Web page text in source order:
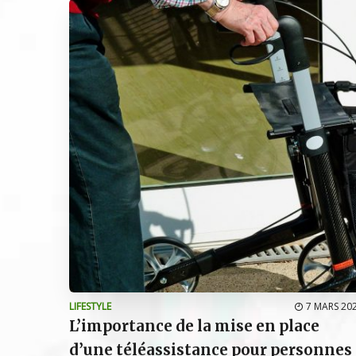
LIFESTYLE 7 MARS
L’importance de la mise en place
d’une téléassistance pour personnes